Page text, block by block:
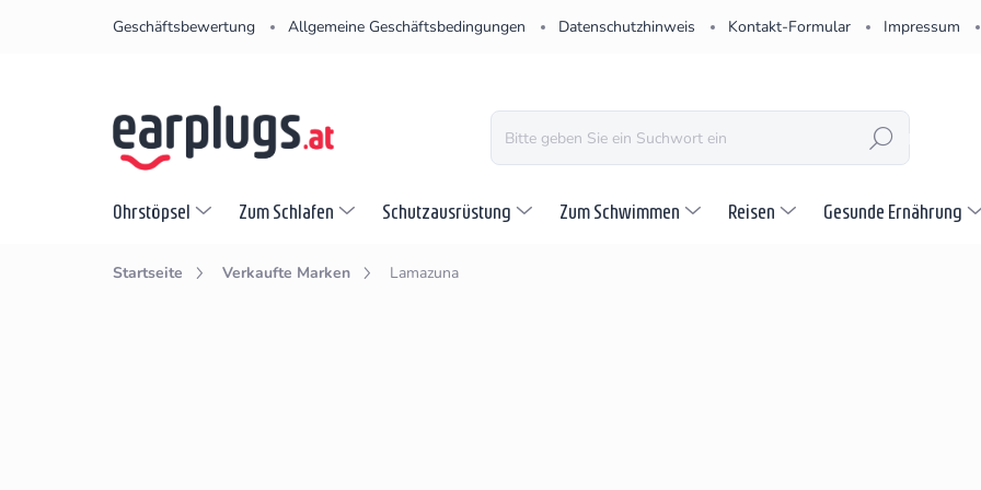
Geschäftsbewertung Allgemeine Geschäftsbedingungen Datenschutzhinweis Kontakt-Formular Impressum
SUCHEN
Ohrstöpsel Zum Schlafen Schutzausrüstung Zum Schwimmen Reisen Gesunde Ernährung
Startseite Verkaufte Marken Lamazuna